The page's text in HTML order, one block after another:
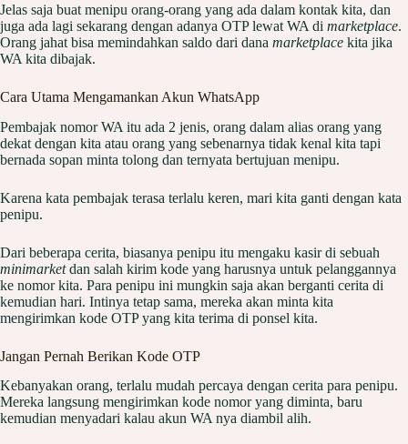
Jelas saja buat menipu orang-orang yang ada dalam kontak kita, dan
juga ada lagi sekarang dengan adanya OTP lewat WA di marketplace.
Orang jahat bisa memindahkan saldo dari dana marketplace kita jika
WA kita dibajak.
Cara Utama Mengamankan Akun WhatsApp
Pembajak nomor WA itu ada 2 jenis, orang dalam alias orang yang
dekat dengan kita atau orang yang sebenarnya tidak kenal kita tapi
bernada sopan minta tolong dan ternyata bertujuan menipu.
Karena kata pembajak terasa terlalu keren, mari kita ganti dengan kata
penipu.
Dari beberapa cerita, biasanya penipu itu mengaku kasir di sebuah
minimarketdan salah kirim kode yang harusnya untuk pelanggannya
ke nomor kita. Para penipu ini mungkin saja akan berganti cerita di
kemudian hari. Intinya tetap sama, mereka akan minta kita
mengirimkan kode OTP yang kita terima di ponsel kita.
Jangan Pernah Berikan Kode OTP
Kebanyakan orang, terlalu mudah percaya dengan cerita para penipu.
Mereka langsung mengirimkan kode nomor yang diminta, baru
kemudian menyadari kalau akun WA nya diambil alih.